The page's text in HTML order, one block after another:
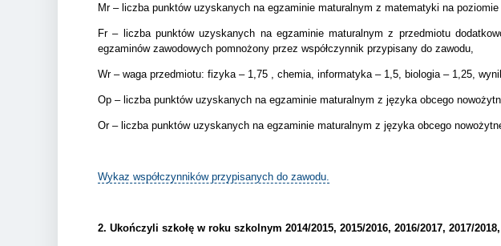
Mr – liczba punktów uzyskanych na egzaminie maturalnym z matematyki na poziomie
Fr – liczba punktów uzyskanych na egzaminie maturalnym z przedmiotu
egzaminów zawodowych pomnożony przez współczynnik przypisany do zawodu,
Wr – waga przedmiotu: fizyka – 1,75 , chemia, informatyka – 1,5, biologia – 1,25,
Op – liczba punktów uzyskanych na egzaminie maturalnym z języka obcego
Or – liczba punktów uzyskanych na egzaminie maturalnym z języka obcego
Wykaz współczynników przypisanych do zawodu.
2. Ukończyli szkołę w roku szkolnym 2014/2015, 2015/2016, 2016/2017, 2017/